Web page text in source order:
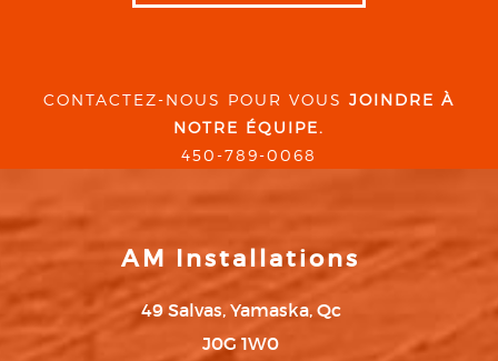
CONTACTEZ-NOUS POUR VOUS JOINDRE À
NOTRE ÉQUIPE.
450-789-0068
AM Installations
49 Salvas, Yamaska, Qc
J0G 1W0